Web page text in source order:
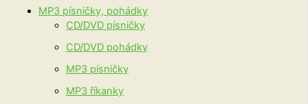
MP3 písničky, pohádky
CD/DVD písničky
CD/DVD pohádky
MP3 písničky
MP3 říkanky